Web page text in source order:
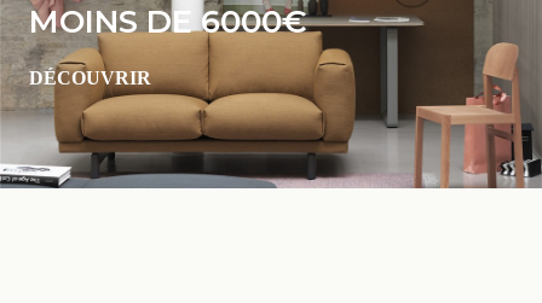
MOINS DE 6000€
DÉCOUVRIR